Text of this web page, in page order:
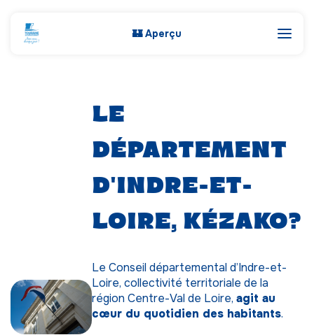
🏰 Aperçu
Le
Département
d'Indre-et-
Loire, kézako?
Le Conseil départemental d’Indre-et-
Loire, collectivité territoriale de la
région Centre-Val de Loire,agit au
cœur du quotidien des habitants.